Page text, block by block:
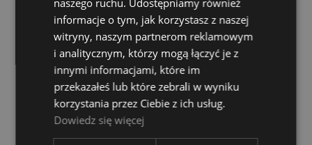
Dostępność:
359,00 zł
DO KOSZYKA
informacje o tym, jak korzystasz z naszej
witryny, naszym partnerom reklamowym
i analitycznym, którzy mogą łączyć je z
innymi informacjami, które im
przekazałeś lub które zebrali w wyniku
korzystania przez Ciebie z ich usług.
Dowiedz się więcej